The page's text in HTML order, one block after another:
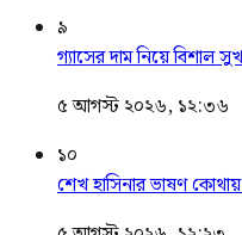
৯
গ্যাসের দাম নিয়ে বিশাল
৫ আগস্ট ২০২৬, ১২:৩৬
১০
শেখ হাসিনার ভাষণ কোথায়